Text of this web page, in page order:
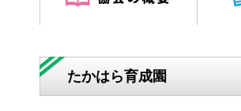
たかはら育成園